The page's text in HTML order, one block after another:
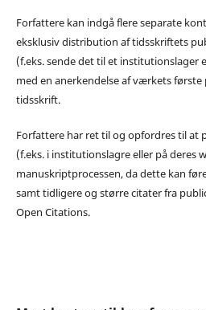
Forfattere kan indgå flere separate
eksklusiv distribution af tidsskriftets
(f.eks. sende det til et institutionslager
med en anerkendelse af værkets
tidsskrift.
Forfattere har ret til og opfordres til at
(f.eks. i institutionslagre eller på deres
manuskriptprocessen, da dette kan
samt tidligere og større citater fra
Open Citations.